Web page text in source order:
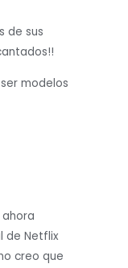
de sus
modelos
de Netflix
creo que